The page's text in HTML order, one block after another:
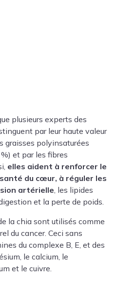
plusieurs experts des
par leur haute valeur
graisses polyinsaturées
et par les fibres
elles aident à renforcer le
du cœur, à réguler les
artérielle, les lipides
et la perte de poids.
la chia sont utilisés comme
du cancer. Ceci sans
du complexe B, E, et des
le calcium, le
et le cuivre.